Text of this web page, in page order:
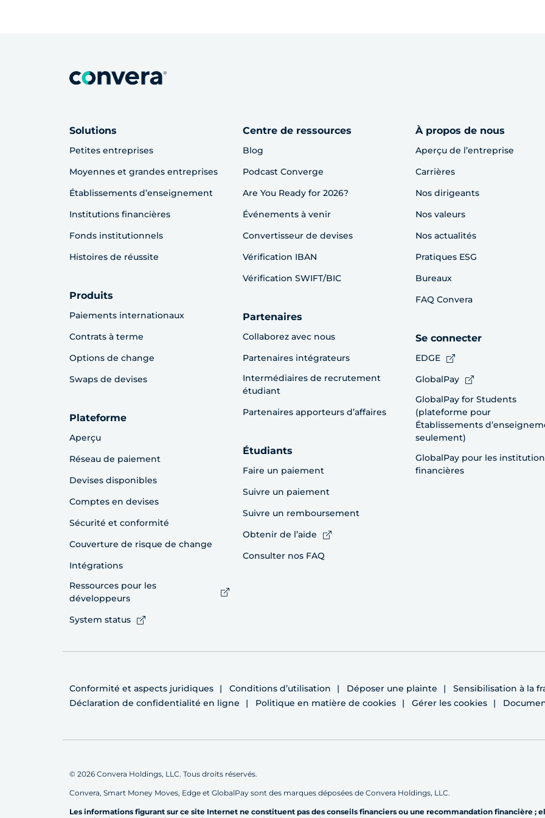
Solutions
Petites entreprises
Moyennes et grandes entreprises
Établissements d’enseignement
Institutions financières
Fonds institutionnels
Histoires de réussite
Produits
Paiements internationaux
Contrats à terme
Options de change
Swaps de devises
Plateforme
Aperçu
Réseau de paiement
Devises disponibles
Comptes en devises
Sécurité et conformité
Couverture de risque de change
Intégrations
Ressources pour les
développeurs
System status
Centre de ressources
Blog
Podcast Converge
Are You Ready for 2026?
Événements à venir
Convertisseur de devises
Vérification IBAN
Vérification SWIFT/BIC
Partenaires
Collaborez avec nous
Partenaires intégrateurs
Intermédiaires de recrutement
étudiant
Partenaires apporteurs d’affaires
Étudiants
Faire un paiement
Suivre un paiement
Suivre un remboursement
Obtenir de l’aide
Consulter nos FAQ
À propos de nous
Aperçu de l’entreprise
Carrières
Nos dirigeants
Nos valeurs
Nos actualités
Pratiques ESG
Bureaux
FAQ Convera
Se connecter
EDGE
GlobalPay
GlobalPay for Students
(plateforme pour
Établissements
seulement)
GlobalPay pour les
financières
Conformité et aspects juridiques Conditions d’utilisation Déposer une plainte
Sensibilisation à la
Déclaration de confidentialité en ligne
Politique en matière de cookies Gérer les cookies
© 2026 Convera Holdings, LLC. Tous droits réservés.
Convera, Smart Money Moves, Edge et GlobalPay sont des marques déposées de Convera Holdings, LLC.
Les informations figurant sur ce site Internet ne constituent pas des conseils financiers ou une recommandation financière ;